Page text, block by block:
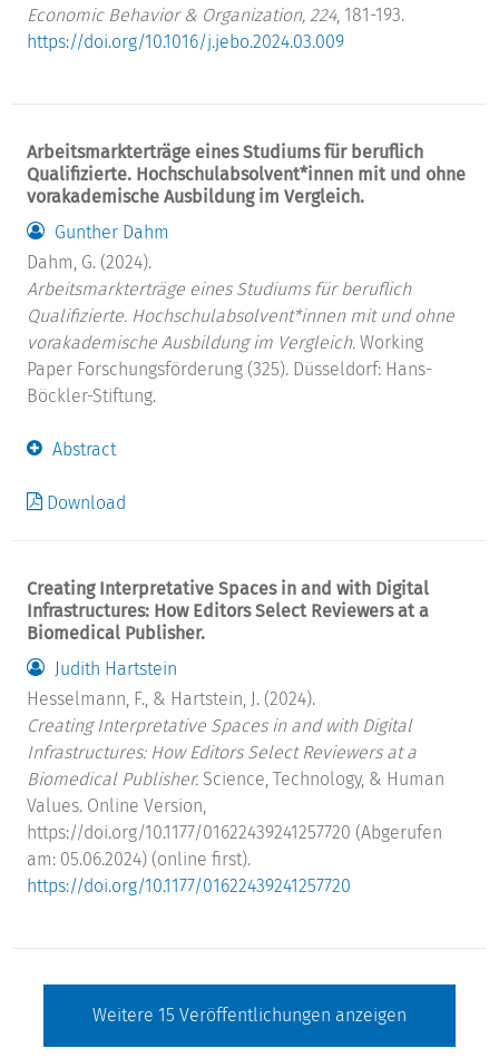
Economic Behavior & Organization, 224, 181-193.
https://doi.org/10.1016/j.jebo.2024.03.009
Arbeitsmarkterträge eines Studiums für beruflich
Qualifizierte. Hochschulabsolvent*innen mit und ohne
vorakademische Ausbildung im Vergleich.
Gunther Dahm
Dahm, G. (2024).
Arbeitsmarkterträge eines Studiums für beruflich
Qualifizierte. Hochschulabsolvent*innen mit und ohne
vorakademische Ausbildung im Vergleich. Working
Paper Forschungsförderung (325). Düsseldorf: Hans-
Böckler-Stiftung.
Abstract
Download
Creating Interpretative Spaces in and with Digital
Infrastructures: How Editors Select Reviewers at a
Biomedical Publisher.
Judith Hartstein
Hesselmann, F., & Hartstein, J. (2024).
Creating Interpretative Spaces in and with Digital
Infrastructures: How Editors Select Reviewers at a
Biomedical Publisher. Science, Technology, & Human
Values. Online Version,
https://doi.org/10.1177/01622439241257720 (Abgerufen
am: 05.06.2024) (online first).
https://doi.org/10.1177/01622439241257720
Weitere 15 Veröffentlichungen anzeigen